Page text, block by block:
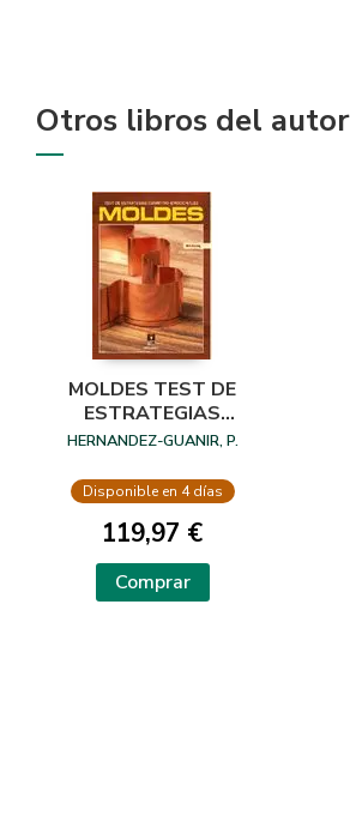
Otros libros del autor
MOLDES TEST DE
ESTRATEGIAS
COGNITIVO-
HERNANDEZ-GUANIR, P.
Disponible en 4 días
119,97 €
Comprar